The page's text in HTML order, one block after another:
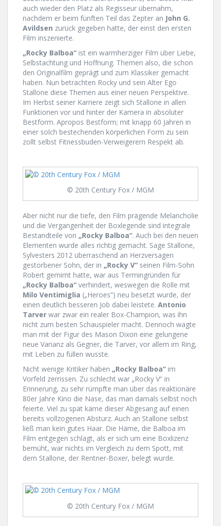
auch wieder den Platz als Regisseur übernahm,
nachdem er beim fünften Teil das Zepter an John G.
Avildsen zurück gegeben hatte, der einst den ersten
Film inszenierte.
„Rocky Balboa“ ist ein warmherziger Film über Liebe,
Selbstachtung und Hoffnung. Themen also, die schon
den Originalfilm geprägt und zum Klassiker gemacht
haben. Nun betrachten Rocky und sein Alter Ego
Stallone diese Themen aus einer neuen Perspektive.
Im Herbst seiner Karriere zeigt sich Stallone in allen
Funktionen vor und hinter der Kamera in absoluter
Bestform. Apropos Bestform; mit knapp 60 Jahren in
einer solch bestechenden körperlichen Form zu sein
zollt selbst Fitnessbuden-Verweigerern Respekt ab.
© 20th Century Fox / MGM
Aber nicht nur die tiefe, den Film prägende Melancholie
und die Vergangenheit der Boxlegende sind integrale
Bestandteile von „Rocky Balboa“. Auch bei den neuen
Elementen wurde alles richtig gemacht. Sage Stallone,
Sylvesters 2012 überraschend an Herzversagen
gestorbener Sohn, der in „Rocky V“ seinen Film-Sohn
Robert gemimt hatte, war aus Termingründen für
„Rocky Balboa“ verhindert, weswegen die Rolle mit
Milo Ventimiglia („Heroes“) neu besetzt wurde, der
einen deutlich besseren Job dabei leistete. Antonio
Tarver war zwar ein realer Box-Champion, was ihn
nicht zum besten Schauspieler macht. Dennoch wagte
man mit der Figur des Mason Dixon eine gelungene
neue Varianz als Gegner, die Tarver, vor allem im Ring,
mit Leben zu füllen wusste.
Nicht wenige Kritiker haben „Rocky Balboa“ im
Vorfeld zerrissen. Zu schlecht war „Rocky V“ in
Erinnerung, zu sehr rümpfte man über das reaktionäre
80er Jahre Kino die Nase, das man damals selbst noch
feierte. Viel zu spät käme dieser Abgesang auf einen
bereits vollzogenen Absturz. Auch an Stallone selbst
ließ man kein gutes Haar. Die Häme, die Balboa im
Film entgegen schlägt, als er sich um eine Boxlizenz
bemüht, war nichts im Vergleich zu dem Spott, mit
dem Stallone, der Rentner-Boxer, belegt wurde.
© 20th Century Fox / MGM